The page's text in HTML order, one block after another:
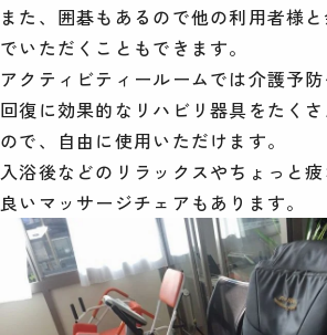
また、囲碁もあるので他の利用者様
でいただくこともできます。
アクティビティールームでは介護予
回復に効果的なリハビリ器具をたく
ので、自由に使用いただけます。
入浴後などのリラックスやちょっと
良いマッサージチェアもあります。